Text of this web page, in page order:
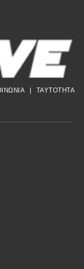
TAYTOTHTA